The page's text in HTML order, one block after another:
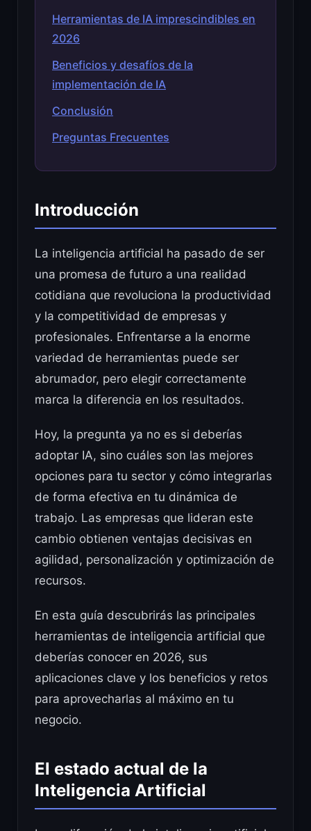
Herramientas de IA imprescindibles en
2026
Beneficios y desafíos de la
implementación de IA
Conclusión
Preguntas Frecuentes
Introducción
La inteligencia artificial ha pasado de ser
una promesa de futuro a una realidad
cotidiana que revoluciona la productividad
y la competitividad de empresas y
profesionales. Enfrentarse a la enorme
variedad de herramientas puede ser
abrumador, pero elegir correctamente
marca la diferencia en los resultados.
Hoy, la pregunta ya no es si deberías
adoptar IA, sino cuáles son las mejores
opciones para tu sector y cómo integrarlas
de forma efectiva en tu dinámica de
trabajo. Las empresas que lideran este
cambio obtienen ventajas decisivas en
agilidad, personalización y optimización de
recursos.
En esta guía descubrirás las principales
herramientas de inteligencia artificial que
deberías conocer en 2026, sus
aplicaciones clave y los beneficios y retos
para aprovecharlas al máximo en tu
negocio.
El estado actual de la
Inteligencia Artificial